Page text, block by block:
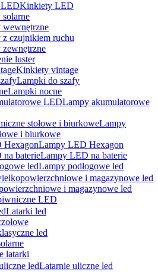
Kinkiety LED
czujnikiem ruchu
luster
Kinkiety vintage
Lampki do szafy
Lampki nocne
Lampy akumulatorowe
Lampy
i biurkowe
Lampy LED Hexagon
Lampy LED na baterie
Lampy podłogowe led
i magazynowe led
LED
Latarki led
led
latarki
Latarnie uliczne led